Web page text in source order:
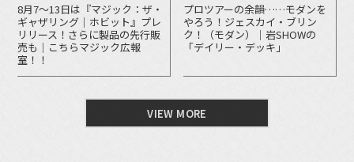
8月7～13日は『マジック：ザ・
ギャザリング｜ホビット』プレ
リリース！さらに製品の先行販
売も｜こちらマジック広報
室！！
プロツアーの余韻……モダンを
やろう！ジェスカイ・ブリン
ク！（モダン）｜岩SHOWの
「デイリー・デッキ」
VIEW MORE